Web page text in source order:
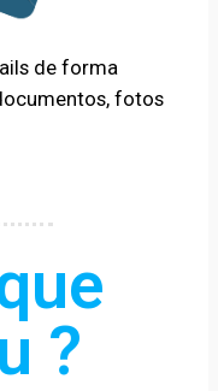
de forma
fotos
?